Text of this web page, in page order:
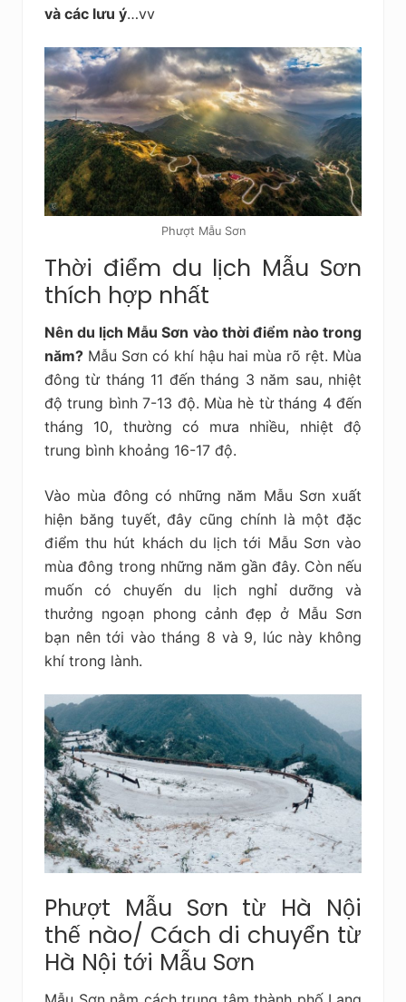
và các lưu ý…vv
Phượt Mẫu Sơn
Thời điểm du lịch Mẫu Sơn
thích hợp nhất
Nên du lịch Mẫu Sơn vào thời điểm nào trong
năm? Mẫu Sơn có khí hậu hai mùa rõ rệt. Mùa
đông từ tháng 11 đến tháng 3 năm sau, nhiệt
độ trung bình 7-13 độ. Mùa hè từ tháng 4 đến
tháng 10, thường có mưa nhiều, nhiệt độ
trung bình khoảng 16-17 độ.
Vào mùa đông có những năm Mẫu Sơn xuất
hiện băng tuyết, đây cũng chính là một đặc
điểm thu hút khách du lịch tới Mẫu Sơn vào
mùa đông trong những năm gần đây. Còn nếu
muốn có chuyến du lịch nghỉ dưỡng và
thưởng ngoạn phong cảnh đẹp ở Mẫu Sơn
bạn nên tới vào tháng 8 và 9, lúc này không
khí trong lành.
Phượt Mẫu Sơn từ Hà Nội
thế nào/ Cách di chuyển từ
Hà Nội tới Mẫu Sơn